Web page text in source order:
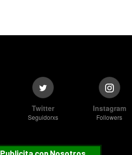
Twitter
Seguidorxs
Instagram
Followers
Publicita con Nosotros